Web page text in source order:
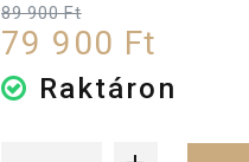
89 900 Ft
79 900 Ft
Raktáron